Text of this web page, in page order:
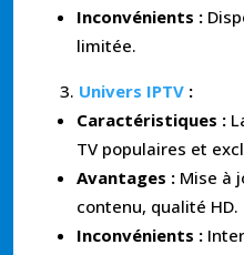
Inconvénients :
limitée.
Univers IPTV :
Caractéristiques :
TV populaires et
Avantages : Mise à
contenu, qualité HD.
Inconvénients :